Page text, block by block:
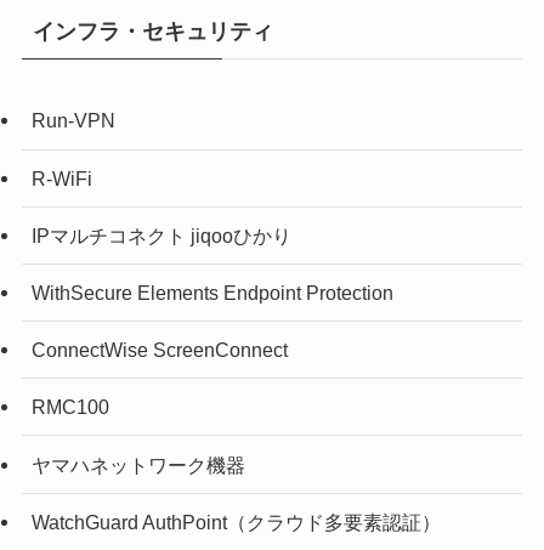
インフラ・セキュリティ
Run-VPN
R-WiFi
IPマルチコネクト jiqooひかり
WithSecure Elements Endpoint Protection
ConnectWise ScreenConnect
RMC100
ヤマハネットワーク機器
WatchGuard AuthPoint（クラウド多要素認証）